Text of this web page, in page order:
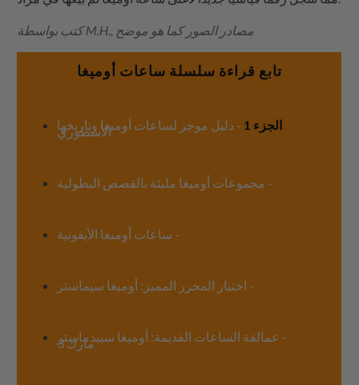
كتب بواسطة M.H., مصادر الصور كما هو موضح
تابع قراءة سلسلة ساعات أوميغا
الجزء 1 - دليل موجز لساعات أوميغا وتاريخها
الأسطوري
- مجموعات أوميغا مليئة بالقصص البطولية
- ساعات أوميغا الأيقونية
- اختيار المحرر المميز: أوميغا سيماستر
- عمالقة الساعات القديمة: أوميغا سبيدماستر
مارك 3